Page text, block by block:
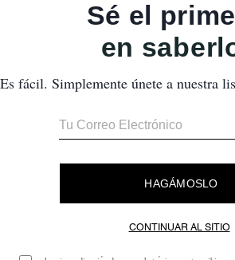
Tabby